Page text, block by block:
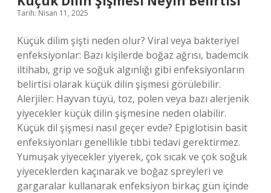
Tarih: Nisan 11, 2025
Küçük dilim şişti neden olur? Viral veya bakteriyel
enfeksiyonlar: Bazı kişilerde boğaz ağrısı, bademcik
iltihabı, grip ve soğuk algınlığı gibi enfeksiyonların
belirtisi olarak küçük dilin şişmesi görülebilir.
Alerjiler: Hayvan tüyü, toz, polen veya bazı alerjenik
yiyecekler küçük dilin şişmesine neden olabilir.
Küçük dil şişmesi nasıl geçer evde? Epiglotisin basit
enfeksiyonları genellikle tıbbi tedavi gerektirmez.
Yumuşak yiyecekler yiyerek, çok sıcak ve çok soğuk
yiyeceklerden kaçınarak ve boğaz spreyleri ve
gargaralar kullanarak enfeksiyon birkaç gün içinde